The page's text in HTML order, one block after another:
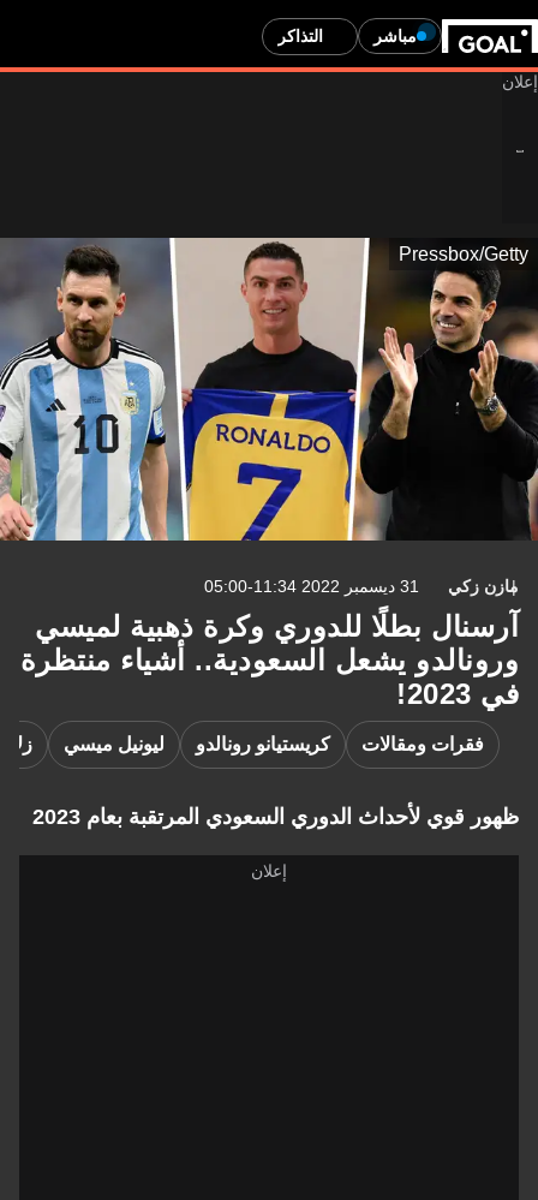
مباشر التذاكر
Pressbox/Getty
مازن زكي 31 ديسمبر 2022 11:34-05:00
آرسنال بطلًا للدوري وكرة ذهبية لميسي
ورونالدو يشعل السعودية.. أشياء منتظرة
في 2023!
فقرات ومقالات كريستيانو رونالدو ليونيل ميسي
ظهور قوي لأحداث الدوري السعودي المرتقبة بعام 2023